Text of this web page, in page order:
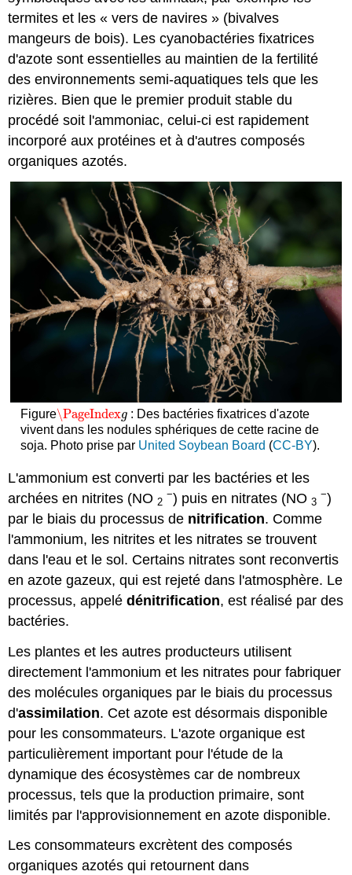
termites et les « vers de navires » (bivalves
mangeurs de bois). Les cyanobactéries fixatrices
d'azote sont essentielles au maintien de la fertilité
des environnements semi-aquatiques tels que les
rizières. Bien que le premier produit stable du
procédé soit l'ammoniac, celui-ci est rapidement
incorporé aux protéines et à d'autres composés
organiques azotés.
Figure\PageIndexg
\PageIndexg : Des bactéries fixatrices d'azote
vivent dans les nodules sphériques de cette racine de
soja. Photo prise par United Soybean Board (CC-BY).
L'ammonium est converti par les bactéries et les
archées en nitrites (NO 2
−) puis en nitrates (NO3
−)
par le biais du processus de nitrification. Comme
l'ammonium, les nitrites et les nitrates se trouvent
dans l'eau et le sol. Certains nitrates sont reconvertis
en azote gazeux, qui est rejeté dans l'atmosphère. Le
processus, appelédénitrification, est réalisé par des
bactéries.
Les plantes et les autres producteurs utilisent
directement l'ammonium et les nitrates pour fabriquer
des molécules organiques par le biais du processus
d'assimilation. Cet azote est désormais disponible
pour les consommateurs. L'azote organique est
particulièrement important pour l'étude de la
dynamique des écosystèmes car de nombreux
processus, tels que la production primaire, sont
limités par l'approvisionnement en azote disponible.
Les consommateurs excrètent des composés
organiques azotés qui retournent dans